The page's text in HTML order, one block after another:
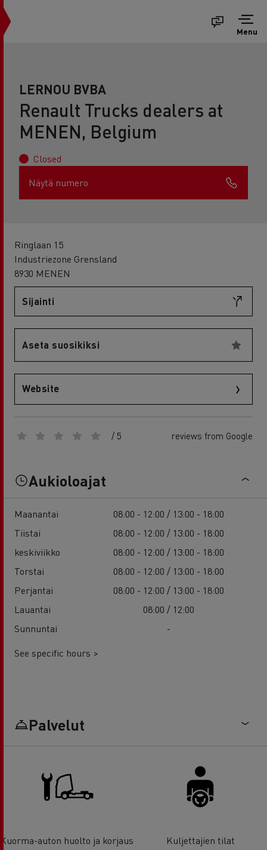
Menu
LERNOU BVBA
Renault Trucks dealers at
MENEN, Belgium
Closed
Näytä numero
Ringlaan 15
Industriezone Grensland
8930 MENEN
Sijainti
Aseta suosikiksi
Website
/ 5 reviews from Google
Aukioloajat
Maanantai
08:00 - 12:00 / 13:00 - 18:00
Tiistai
08:00 - 12:00 / 13:00 - 18:00
keskiviikko
08:00 - 12:00 / 13:00 - 18:00
Torstai
08:00 - 12:00 / 13:00 - 18:00
Perjantai
08:00 - 12:00 / 13:00 - 18:00
Lauantai
08:00 / 12:00
Sunnuntai
-
See specific hours >
Palvelut
Kuorma-auton huolto ja korjaus Kuljettajien tilat